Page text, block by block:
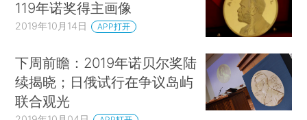
119年诺奖得主画像
2019年10月14日 APP打开
下周前瞻：2019年诺贝尔奖陆
续揭晓；日俄试行在争议岛屿
联合观光